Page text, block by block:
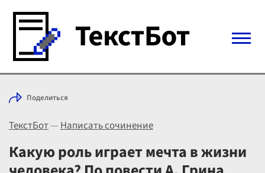
Войти с Telegram
Выбрать режим
Цены
Поделиться
ТекстБот—Написать сочинение
Какую роль играет мечта в жизни